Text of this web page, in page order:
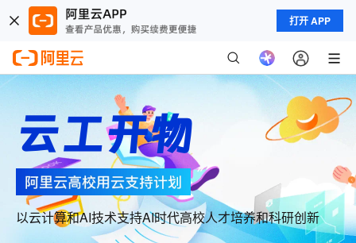
打开 APP
云工开物
以云计算和AI技术支持AI时代高校人才培养和科研创新